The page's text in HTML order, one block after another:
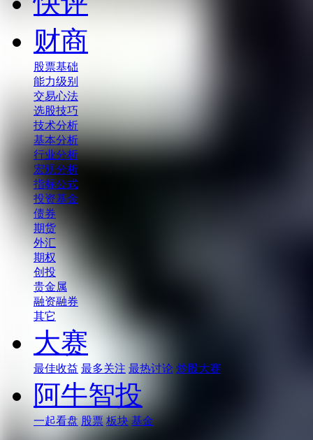
财商
股票基础
能力级别
交易心法
选股技巧
技术分析
基本分析
行业分析
宏观分析
指标公式
投资基金
债券
期货
外汇
期权
创投
贵金属
融资融券
其它
大赛
最佳收益 最多关注 最热讨论 炒股大赛
阿牛智投
一起看盘 股票 板块 基金